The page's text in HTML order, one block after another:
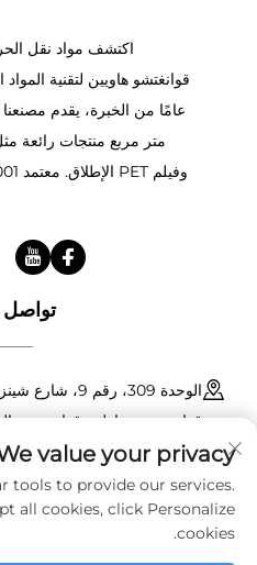
اكتشف مواد نقل
تواصل
الوحدة 309، رقم
قوانغتشو، مقاطعة قوانغدونغ،
[email protected]
value your privacy
tools to provide our services.
all cookies, click Personalize
cookies.